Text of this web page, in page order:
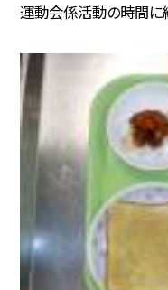
運動会係活動の時間に